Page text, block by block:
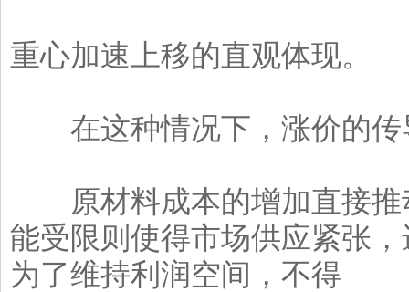
重心加速上移的直观体现。
在这种情况下，涨价的传
原材料成本的增加直接推
能受限则使得市场供应紧张
为了维持利润空间，不得